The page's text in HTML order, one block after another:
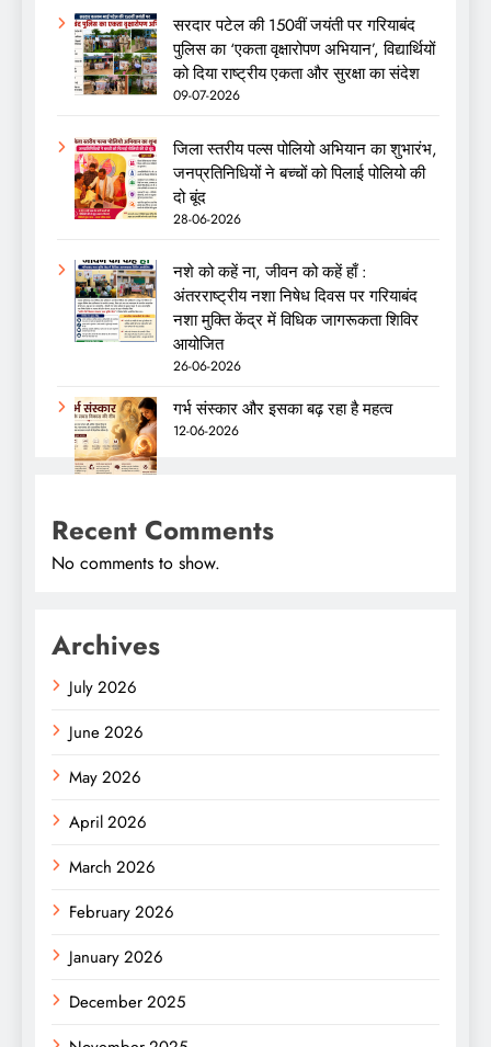
सरदार पटेल की 150वीं जयंती पर गरियाबंद
पुलिस का ‘एकता वृक्षारोपण अभियान’, विद्यार्थियों
को दिया राष्ट्रीय एकता और सुरक्षा का संदेश
09-07-2026
जिला स्तरीय पल्स पोलियो अभियान का शुभारंभ,
जनप्रतिनिधियों ने बच्चों को पिलाई पोलियो की
दो बूंद
28-06-2026
नशे को कहें ना, जीवन को कहें हाँ :
अंतरराष्ट्रीय नशा निषेध दिवस पर गरियाबंद
नशा मुक्ति केंद्र में विधिक जागरूकता शिविर
आयोजित
26-06-2026
गर्भ संस्कार और इसका बढ़ रहा है महत्व
12-06-2026
Recent Comments
No comments to show.
Archives
July 2026
June 2026
May 2026
April 2026
March 2026
February 2026
January 2026
December 2025